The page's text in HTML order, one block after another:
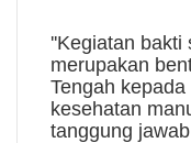
''Kegiatan bakti
merupakan
Tengah
kesehatan
tanggung